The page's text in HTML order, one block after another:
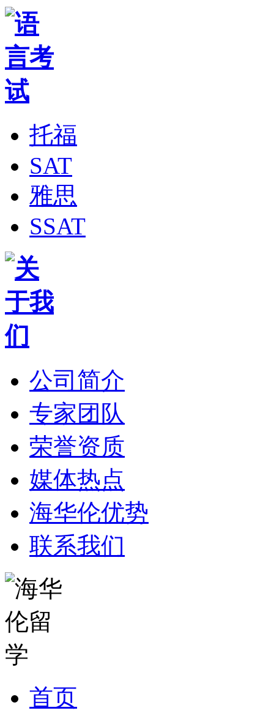
托福
SAT
雅思
SSAT
公司简介
专家团队
荣誉资质
媒体热点
海华伦优势
联系我们
首页